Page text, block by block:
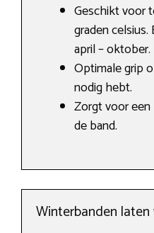
Geschikt voor
graden
april – oktober.
Optimale grip
nodig hebt.
Zorgt voor een
de band.
Winterbanden